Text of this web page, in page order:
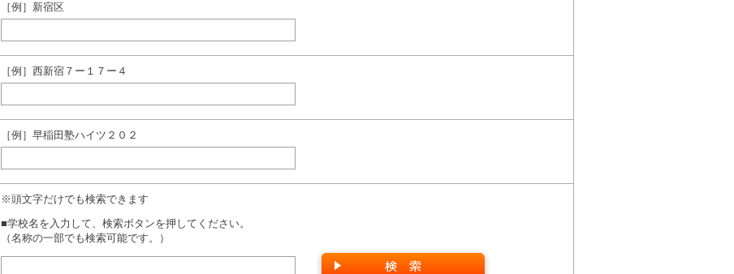
［例］新宿区
［例］西新宿７ー１７ー４
［例］早稲田塾ハイツ２０２
※頭文字だけでも検索できます
■学校名を入力して、検索ボタンを押してください。
（名称の一部でも検索可能です。）